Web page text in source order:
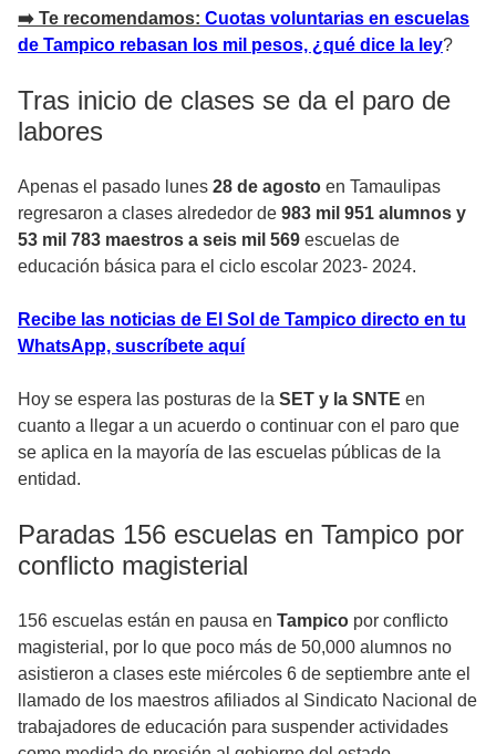
➡️ Te recomendamos: Cuotas voluntarias en escuelas
de Tampico rebasan los mil pesos, ¿qué dice la ley?
Tras inicio de clases se da el paro de
labores
Apenas el pasado lunes 28 de agosto en Tamaulipas
regresaron a clases alrededor de 983 mil 951 alumnos y
53 mil 783 maestros a seis mil 569 escuelas de
educación básica para el ciclo escolar 2023- 2024.
Recibe las noticias de El Sol de Tampico directo en tu
WhatsApp, suscríbete aquí
Hoy se espera las posturas de la SET y la SNTE en
cuanto a llegar a un acuerdo o continuar con el paro que
se aplica en la mayoría de las escuelas públicas de la
entidad.
Paradas 156 escuelas en Tampico por
conflicto magisterial
156 escuelas están en pausa en Tampico por conflicto
magisterial, por lo que poco más de 50,000 alumnos no
asistieron a clases este miércoles 6 de septiembre ante el
llamado de los maestros afiliados al Sindicato Nacional de
trabajadores de educación para suspender actividades